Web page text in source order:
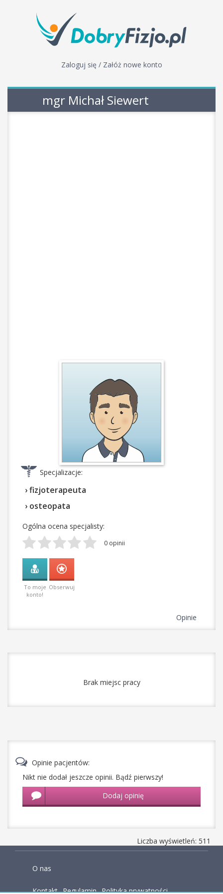
Zaloguj się / Załóż nowe konto
mgr Michał Siewert
Specjalizacje:
› fizjoterapeuta
› osteopata
Ogólna ocena specjalisty:
0 opinii
To moje
konto!
Obserwuj
Opinie
Brak miejsc pracy
Opinie pacjentów:
Nikt nie dodał jeszcze opinii. Bądź pierwszy!
Dodaj opinię
Liczba wyświetleń: 511
O nas
Kontakt Regulamin Polityka prywatności